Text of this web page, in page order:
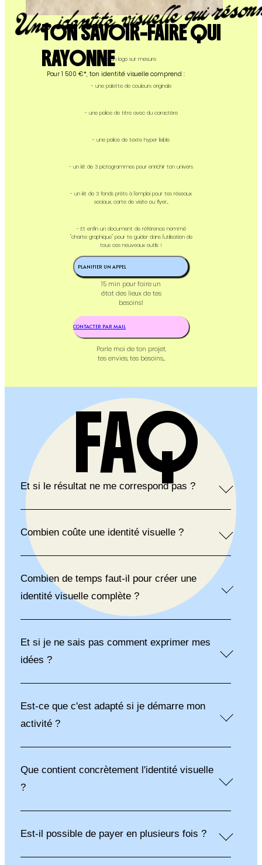
TON SAVOIR-FAIRE QUI
RAYONNE- un logo sur mesure
- une palette de couleurs originale
- une police de titre avec du caractère
- une police de texte hyper lisible
- un kit de 3 pictogrammes pour enrichir ton univers
- un kit de 3 fonds prêts à l’emploi pour tes réseaux
sociaux, carte de visite ou flyer...
- Et enfin un document de référence nommé
"charte graphique" pour te guider dans l'utilisation de
tous ces nouveaux outils !
Pour 1 500 €*, ton identité visuelle comprend :
PLANIFIER UN APPEL
CONTACTER PAR MAIL
15 min pour faire un
état des lieux de tes
besoins!
Parle moi de ton projet,
tes envies, tes besoins...
Et si le résultat ne me correspond pas ?
Combien coûte une identité visuelle ?
Combien de temps faut-il pour créer une
identité visuelle complète ?
Et si je ne sais pas comment exprimer mes
idées ?
Est-ce que c'est adapté si je démarre mon
activité ?
Que contient concrètement l'identité visuelle
?
Est-il possible de payer en plusieurs fois ?
FAQ